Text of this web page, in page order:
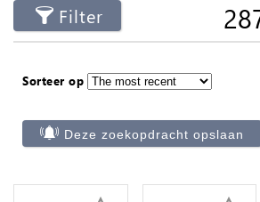
Filter
Sorteer op
Deze zoekopdracht opslaan